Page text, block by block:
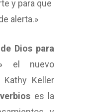
y para que
alerta.»
Dios para
el nuevo
Keller
es la